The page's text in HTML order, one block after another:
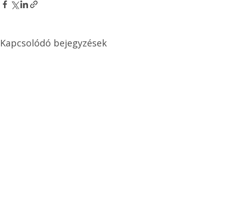
Kapcsolódó bejegyzések